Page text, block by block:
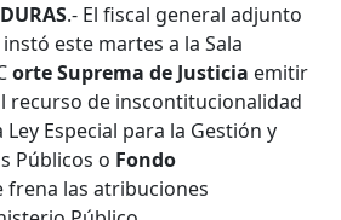
.- El fiscal general adjunto
este martes a la Sala
orte Suprema de Justicia emitir
recurso de inscontitucionalidad
Especial para la Gestión y
Públicos o Fondo
frena las atribuciones